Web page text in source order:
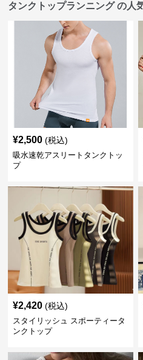
タンクトップランニング の人
¥2,500 (税込)
吸水速乾アスリートタンクトッ
プ
¥2,420 (税込)
スタイリッシュ スポーティータ
ンクトップ